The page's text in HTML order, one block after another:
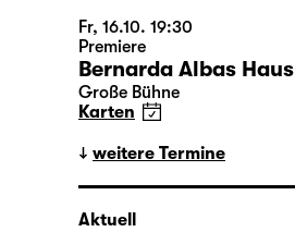
Fr, 16.10. 19:30
Premiere
Bernarda Albas Haus
Große Bühne
Karten
weitere Termine
Aktuell